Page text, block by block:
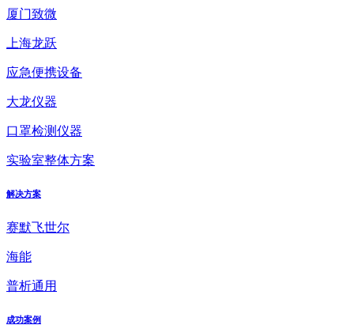
厦门致微
上海龙跃
应急便携设备
大龙仪器
口罩检测仪器
实验室整体方案
解决方案
赛默飞世尔
海能
普析通用
成功案例